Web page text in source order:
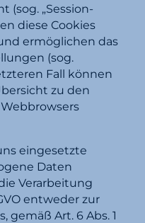
(sog. „Session-
diese Cookies
ermöglichen das
(sog.
Fall können
zu den
eingesetzte
Daten
Verarbeitung
entweder zur
gemäß Art. 6 Abs. 1